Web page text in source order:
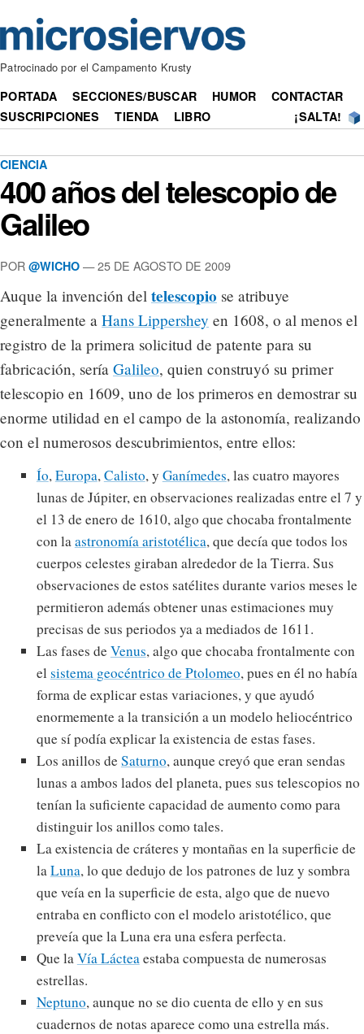
Patrocinado por el Campamento Krusty
PORTADA SECCIONES/BUSCAR HUMOR
CONTACTAR
SUSCRIPCIONES
TIENDA LIBRO ¡SALTA!
CIENCIA
400 años del telescopio de
Galileo
POR @WICHO — 25 DE AGOSTO DE 2009
Auque la invención del telescopio se atribuye
generalmente a Hans Lippershey en 1608, o al menos el
registro de la primera solicitud de patente para su
fabricación, sería Galileo, quien construyó su primer
telescopio en 1609, uno de los primeros en demostrar su
enorme utilidad en el campo de la astonomía, realizando
con el numerosos descubrimientos, entre ellos:
Ío,Europa,Calisto, y Ganímedes, las cuatro mayores
lunas de Júpiter, en observaciones realizadas entre el 7 y
el 13 de enero de 1610, algo que chocaba frontalmente
con laastronomía aristotélica, que decía que todos los
cuerpos celestes giraban alrededor de la Tierra. Sus
observaciones de estos satélites durante varios meses le
permitieron además obtener unas estimaciones muy
precisas de sus periodos ya a mediados de 1611.
Las fases deVenus, algo que chocaba frontalmente con
elsistema geocéntrico de Ptolomeo, pues en él no había
forma de explicar estas variaciones, y que ayudó
enormemente a la transición a un modelo heliocéntrico
que sí podía explicar la existencia de estas fases.
Los anillos deSaturno, aunque creyó que eran sendas
lunas a ambos lados del planeta, pues sus telescopios no
tenían la suficiente capacidad de aumento como para
distinguir los anillos como tales.
La existencia de cráteres y montañas en la superficie de
laLuna, lo que dedujo de los patrones de luz y sombra
que veía en la superficie de esta, algo que de nuevo
entraba en conflicto con el modelo aristotélico, que
preveía que la Luna era una esfera perfecta.
Que laVía Lácteaestaba compuesta de numerosas
estrellas.
Neptuno, aunque no se dio cuenta de ello y en sus
cuadernos de notas aparece como una estrella más.